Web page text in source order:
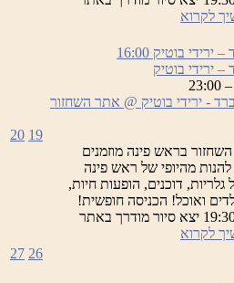
לקרוא
בולברד
–
ירידי
בוטיק
ירידי בוטיק 16:00
ירידי בוטיק
בראש פינה מוזמנים
להנות מהיופי של ראש פינה
דוכנים, הופעות חיות,
ואוכל! הכניסה חופשית!
בשעות 18:00 וב19:30 יצא סיור מודרך באתר
לקרוא
19
20
26
27